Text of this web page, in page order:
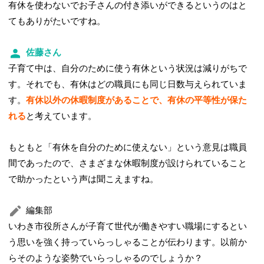
有休を使わないでお子さんの付き添いができるというのはと
てもありがたいですね。
佐藤さん
子育て中は、自分のために使う有休という状況は減りがちで
す。それでも、有休はどの職員にも同じ日数与えられていま
す。有休以外の休暇制度があることで、有休の平等性が保た
れると考えています。
もともと「有休を自分のために使えない」という意見は職員
間であったので、さまざまな休暇制度が設けられていること
で助かったという声は聞こえますね。
編集部
いわき市役所さんが子育て世代が働きやすい職場にするとい
う思いを強く持っていらっしゃることが伝わります。以前か
らそのような姿勢でいらっしゃるのでしょうか？